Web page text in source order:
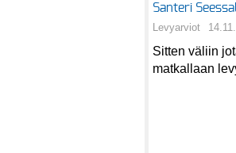
Santeri
Levyarviot
Sitten väliin
matkallaan